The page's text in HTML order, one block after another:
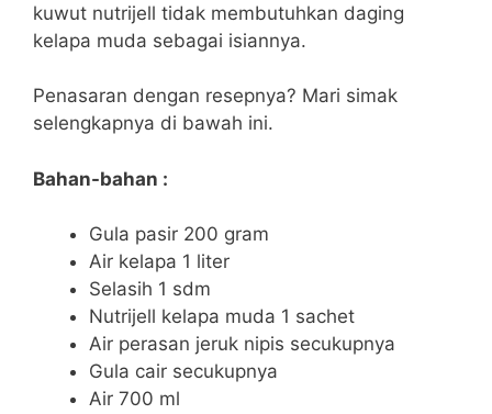
kuwut nutrijell tidak membutuhkan daging
kelapa muda sebagai isiannya.
Penasaran dengan resepnya? Mari simak
selengkapnya di bawah ini.
Bahan-bahan :
Gula pasir 200 gram
Air kelapa 1 liter
Selasih 1 sdm
Nutrijell kelapa muda 1 sachet
Air perasan jeruk nipis secukupnya
Gula cair secukupnya
Air 700 ml